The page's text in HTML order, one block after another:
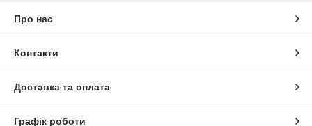
Про нас
Контакти
Доставка та оплата
Графік роботи